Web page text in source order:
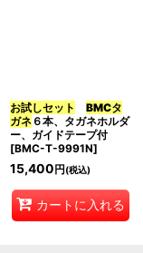
お試しセット
BMCタ
ガネ ６本、タガネホルダ
ー、ガイドテープ付
[BMC-T-9991N]
15,400 円 (税込)
カートに入れる